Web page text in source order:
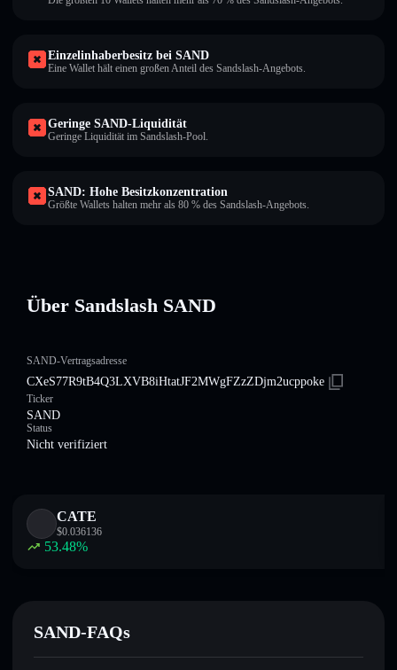
Einzelinhaberbesitz bei SAND
Eine Wallet hält einen großen Anteil des Sandslash-Angebots.
Geringe SAND-Liquidität
Geringe Liquidität im Sandslash-Pool.
SAND: Hohe Besitzkonzentration
Größte Wallets halten mehr als 80 % des Sandslash-Angebots.
Über Sandslash SAND
SAND-Vertragsadresse
CXeS77R9tB4Q3LXVB8iHtatJF2MWgFZzZDjm2ucppoke
Ticker
SAND
Status
Nicht verifiziert
CATE
$0.036136
53.48%
SAND-FAQs